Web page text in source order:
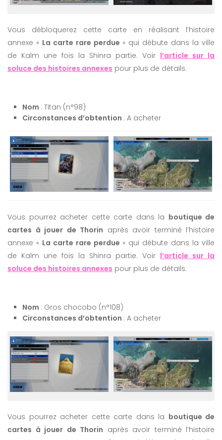
Vous débloquerez cette carte en réalisant l’histoire
annexe « La carte rare perdue » qui débute dans la ville
de Kalm une fois la Shinra partie. Voir l’article sur la
soluce des histoires annexes pour plus de détails.
Nom : Titan (n°98)
Circonstances d’obtention : A acheter
Vous pourrez acheter cette carte dans la boutique de
cartes à jouer de Thorin après avoir terminé l’histoire
annexe « La carte rare perdue » qui débute dans la ville
de Kalm une fois la Shinra partie. Voir l’article sur la
soluce des histoires annexes pour plus de détails.
Nom : Gros chocobo (n°108)
Circonstances d’obtention : A acheter
Vous pourrez acheter cette carte dans la boutique de
cartes à jouer de Thorin après avoir terminé l’histoire